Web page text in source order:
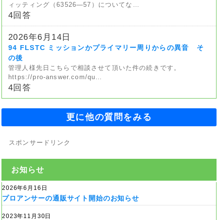
ィッティング（63526—57）についてな…
4回答
2026年6月14日
94 FLSTC ミッションかプライマリー周りからの異音 そ
の後
管理人様先日こちらで相談させて頂いた件の続きです。
https://pro-answer.com/qu…
4回答
更に他の質問をみる
スポンサードリンク
お知らせ
2026年6月16日
プロアンサーの通販サイト開始のお知らせ
2023年11月30日